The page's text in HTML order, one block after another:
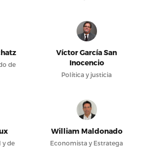
de
Víctor García San
Inocencio
Política y justicia
y de
William Maldonado
Economista y Estratega